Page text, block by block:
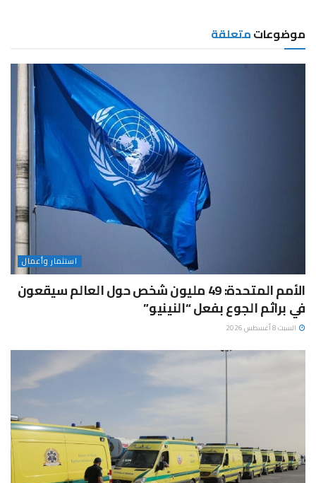
موضوعاتمتعلقة
استثمار وأعمال
الأمم المتحدة: 49 مليون شخص حول العالم سيقعون
في براثم الجوع بفعل “النينيو”
السبت 8 أغسطس 2026